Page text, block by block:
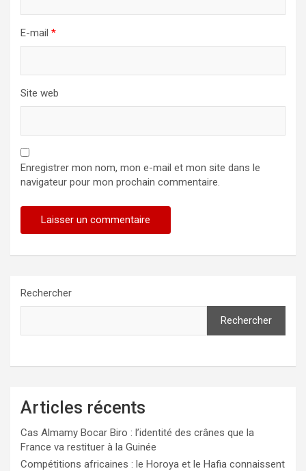
E-mail *
Site web
Enregistrer mon nom, mon e-mail et mon site dans le
navigateur pour mon prochain commentaire.
Rechercher
Rechercher
Articles récents
Cas Almamy Bocar Biro : l’identité des crânes que la
France va restituer à la Guinée
Compétitions africaines : le Horoya et le Hafia connaissent